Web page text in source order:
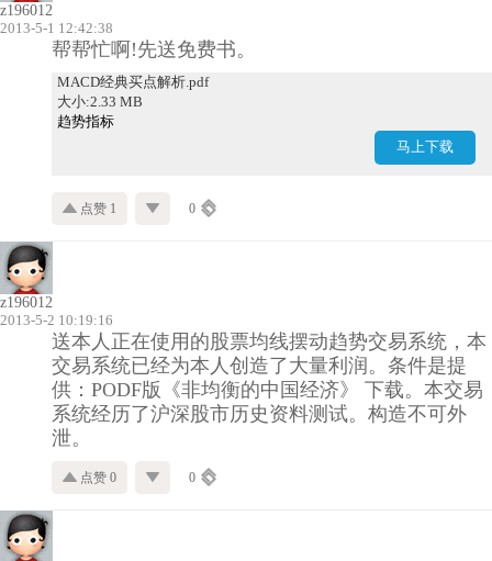
z196012
2013-5-1 12:42:38
帮帮忙啊!先送免费书。
MACD经典买点解析.pdf
大小:2.33 MB
马上下载
趋势指标
点赞 1 0
z196012
2013-5-2 10:19:16
送本人正在使用的股票均线摆动趋势交易系统，本
交易系统已经为本人创造了大量利润。条件是提
供：PODF版《非均衡的中国经济》 下载。本交易
系统经历了沪深股市历史资料测试。构造不可外
泄。
点赞 0 0